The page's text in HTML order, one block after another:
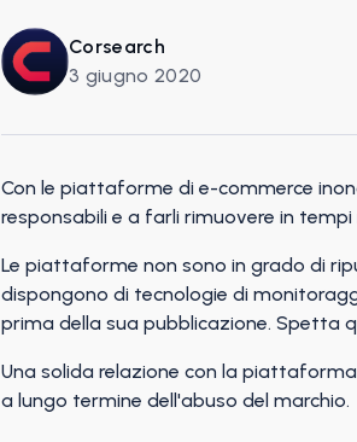
Corsearch
3 giugno 2020
Con le piattaforme di e-commerce
responsabili e a farli rimuovere in tempi
Le piattaforme non sono in grado di
dispongono di tecnologie di
prima della sua pubblicazione. Spetta
Una solida relazione con la
a lungo termine dell'abuso del marchio.